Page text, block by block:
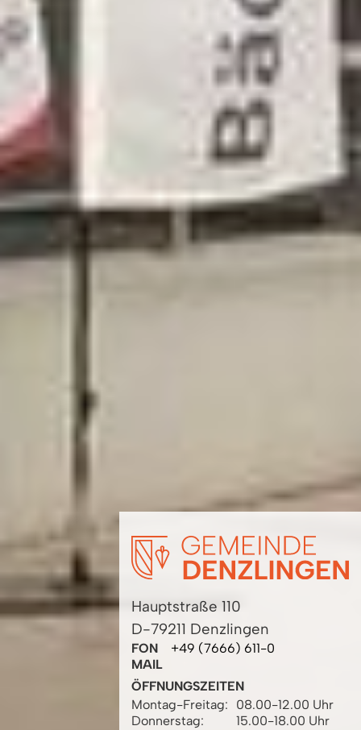
Hauptstraße 110
D-79211 Denzlingen
FON
+49 (7666) 611-0
MAIL
ÖFFNUNGSZEITEN
Montag-Freitag:
08.00-12.00 Uhr
Donnerstag:
15.00-18.00 Uhr